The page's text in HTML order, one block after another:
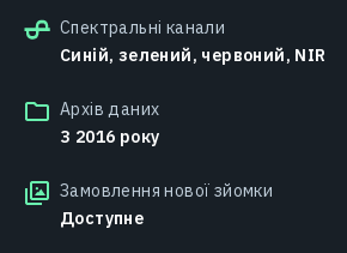
Спектральні канали
Синій, зелений, червоний, NIR
Архів даних
З 2016 року
Замовлення нової зйомки
Доступне